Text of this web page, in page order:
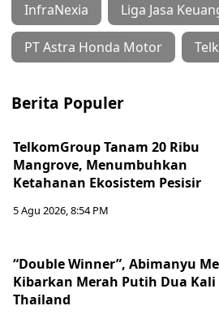
InfraNexia Liga Jasa
PT Astra Honda Motor
Berita Populer
TelkomGroup Tanam 20 Ribu
Mangrove, Menumbuhkan
Ketahanan Ekosistem Pesisir
5 Agu 2026, 8:54 PM
“Double Winner”, Abimanyu
Kibarkan Merah Putih Dua Kali
Thailand